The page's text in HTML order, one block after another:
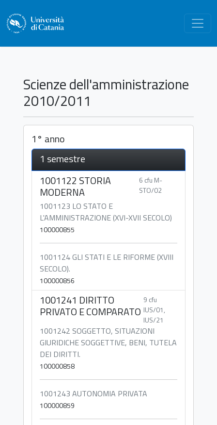
Scienze dell'amministrazione
2010/2011
1° anno
1 semestre
1001122 STORIA
MODERNA
6 cfu M-
STO/02
1001123 LO STATO E
L'AMMINISTRAZIONE (XVI-XVII SECOLO)
100000855
1001124 GLI STATI E LE RIFORME (XVIII
SECOLO).
100000856
1001241 DIRITTO
PRIVATO E COMPARATO
9 cfu
IUS/01,
IUS/21
1001242 SOGGETTO, SITUAZIONI
GIURIDICHE SOGGETTIVE, BENI, TUTELA
DEI DIRITTI.
100000858
1001243 AUTONOMIA PRIVATA
100000859